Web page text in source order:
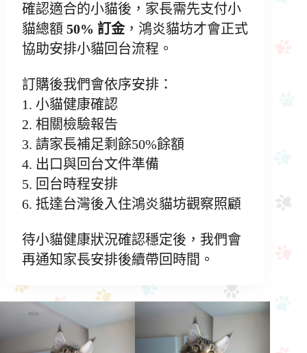
確認適合的小貓後，家長需先支付小
貓總額 50% 訂金，鴻炎貓坊才會正式
協助安排小貓回台流程。
訂購後我們會依序安排：
1. 小貓健康確認
2. 相關檢驗報告
3. 請家長補足剩餘50%餘額
4. 出口與回台文件準備
5. 回台時程安排
6. 抵達台灣後入住鴻炎貓坊觀察照顧
待小貓健康狀況確認穩定後，我們會
再通知家長安排後續帶回時間。